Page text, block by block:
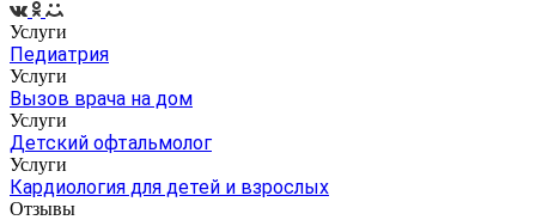
Услуги
Педиатрия
Услуги
Вызов врача на дом
Услуги
Детский офтальмолог
Услуги
Кардиология для детей и взрослых
Отзывы